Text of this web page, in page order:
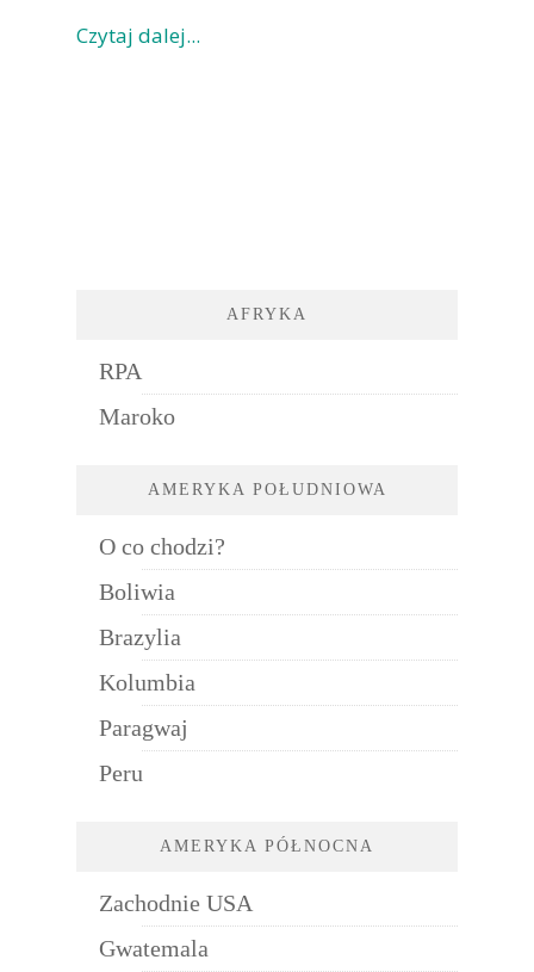
Czytaj dalej...
AFRYKA
RPA
Maroko
AMERYKA POŁUDNIOWA
O co chodzi?
Boliwia
Brazylia
Kolumbia
Paragwaj
Peru
AMERYKA PÓŁNOCNA
Zachodnie USA
Gwatemala